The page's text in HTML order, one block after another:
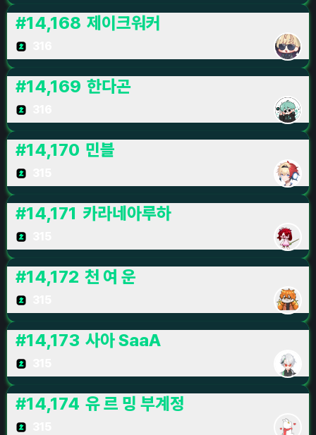
#14,168 제이크워커
#14,169 한다곤
#14,170 민블
#14,171 카라네아루하
#14,172 천 여 운
#14,173 사아 SaaA
#14,174 유 르 밍 부계정